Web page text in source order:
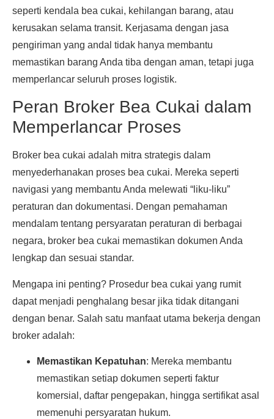
seperti kendala bea cukai, kehilangan barang, atau
kerusakan selama transit. Kerjasama dengan jasa
pengiriman yang andal tidak hanya membantu
memastikan barang Anda tiba dengan aman, tetapi juga
memperlancar seluruh proses logistik.
Peran Broker Bea Cukai dalam
Memperlancar Proses
Broker bea cukai adalah mitra strategis dalam
menyederhanakan proses bea cukai. Mereka seperti
navigasi yang membantu Anda melewati “liku-liku”
peraturan dan dokumentasi. Dengan pemahaman
mendalam tentang persyaratan peraturan di berbagai
negara, broker bea cukai memastikan dokumen Anda
lengkap dan sesuai standar.
Mengapa ini penting? Prosedur bea cukai yang rumit
dapat menjadi penghalang besar jika tidak ditangani
dengan benar. Salah satu manfaat utama bekerja dengan
broker adalah:
Memastikan Kepatuhan: Mereka membantu
memastikan setiap dokumen seperti faktur
komersial, daftar pengepakan, hingga sertifikat asal
memenuhi persyaratan hukum.